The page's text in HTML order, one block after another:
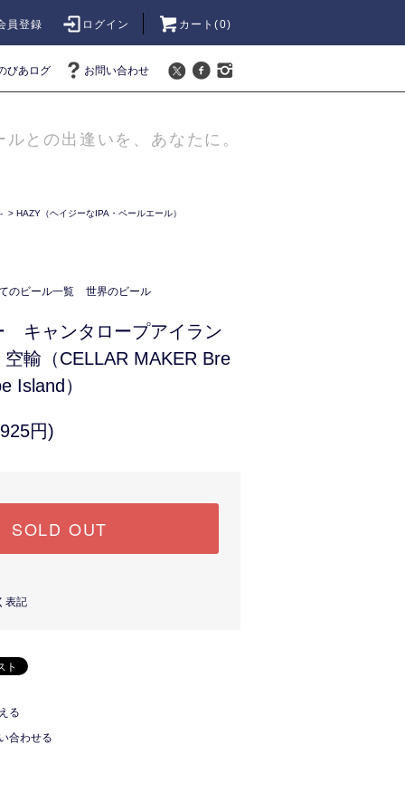
員登録 ログイン カート(0)
びあログ お問い合わせ
との出逢いを、あなたに。
> HAZY（ヘイジーなIPA・ペールエール）
のビール一覧 世界のビール
キャンタロープアイラン
輸（CELLAR MAKER Bre
Island）
円)
SOLD OUT
表記
る
合わせる